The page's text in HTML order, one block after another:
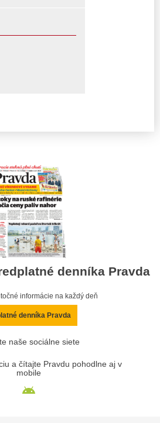
denníka Pravda
informácie na každý deň
denníka Pravda
naše sociálne siete
a čítajte Pravdu pohodlne aj v
mobile